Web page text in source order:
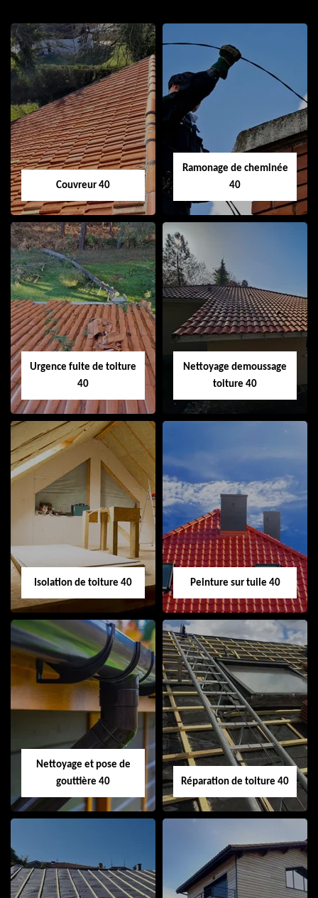
Couvreur 40
Couvreur 40
Ramonage de cheminée
40
Ramonage de
cheminée 40
Urgence fuite de toiture
40
Urgence fuite de
toiture 40
Nettoyage demoussage
toiture 40
Nettoyage
demoussage
toiture 40
Isolation de toiture 40
Isolation de toiture
40
Peinture sur tuile 40
Peinture sur tuile
40
Nettoyage et pose de
gouttière 40
Nettoyage et pose
Réparation de toiture 40
Réparation de